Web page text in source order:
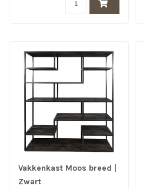
Vakkenkast Moos breed |
Zwart